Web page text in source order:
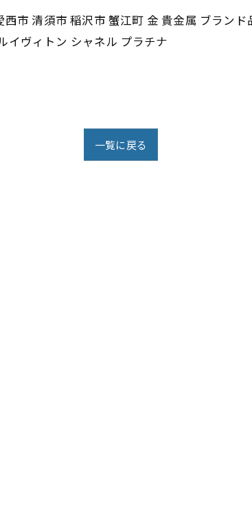
市 清須市 稲沢市 蟹江町 金 貴金属 ブラン
イヴィトン シャネル プラチナ
一覧に戻る